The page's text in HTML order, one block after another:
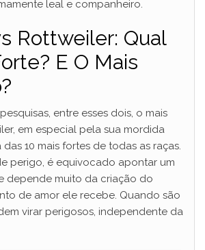
leal e companheiro.
Rottweiler: Qual
E O Mais
entre esses dois, o mais
em especial pela sua mordida
10 mais fortes de todas as raças.
perigo, é equivocado apontar um
depende muito da criação do
de amor ele recebe. Quando são
virar perigosos, independente da